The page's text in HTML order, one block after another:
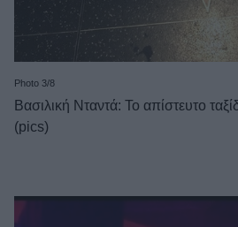
Photo 3/8
Βασιλική Νταντά: Το απίστευτο
(pics)